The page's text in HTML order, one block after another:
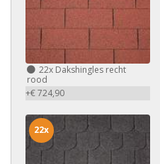
22x Dakshingles recht
rood
+€ 724,90
22x